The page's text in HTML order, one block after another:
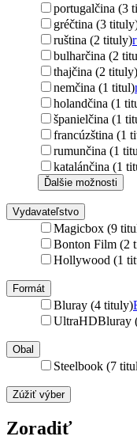
portugalčina (3
gréčtina (3
ruština (2 tituly)
bulharčina (2
thajčina (2 tituly)
nemčina (1 titul)
holandčina (1
španielčina (1
francúzština (1
rumunčina (1
katalánčina (1
Ďalšie možnosti
Vydavateľstvo
Magicbox (9
Bonton Film (2
Hollywood (1
Formát
Bluray (4 tituly)
UltraHDBluray
Obal
Steelbook (7
Zúžiť výber
Zoradiť